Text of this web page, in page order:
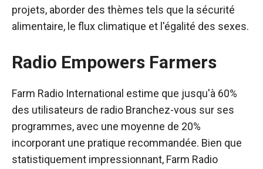
projets, aborder des thèmes tels que la sécurité
alimentaire, le flux climatique et l'égalité des sexes.
Radio Empowers Farmers
Farm Radio International estime que jusqu'à 60%
des utilisateurs de radio Branchez-vous sur ses
programmes, avec une moyenne de 20%
incorporant une pratique recommandée. Bien que
statistiquement impressionnant, Farm Radio